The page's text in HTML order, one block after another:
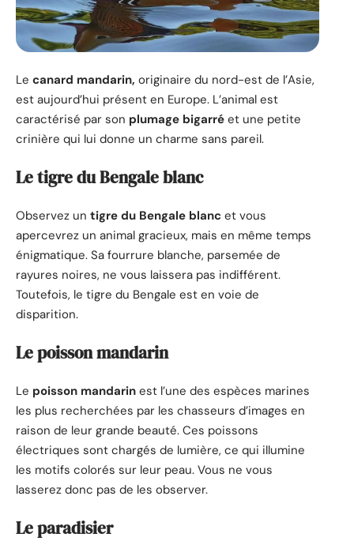
Le canard mandarin, originaire du nord-est de l’Asie,
est aujourd’hui présent en Europe. L’animal est
caractérisé par son plumage bigarré et une petite
crinière qui lui donne un charme sans pareil.
Le tigre du Bengale blanc
Observez un tigre du Bengale blanc et vous
apercevrez un animal gracieux, mais en même temps
énigmatique. Sa fourrure blanche, parsemée de
rayures noires, ne vous laissera pas indifférent.
Toutefois, le tigre du Bengale est en voie de
disparition.
Le poisson mandarin
Le poisson mandarin est l’une des espèces marines
les plus recherchées par les chasseurs d’images en
raison de leur grande beauté. Ces poissons
électriques sont chargés de lumière, ce qui illumine
les motifs colorés sur leur peau. Vous ne vous
lasserez donc pas de les observer.
Le paradisier